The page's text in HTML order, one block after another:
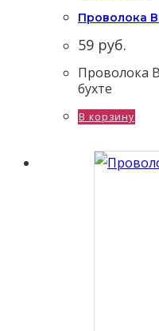
Проволока
59 руб.
Проволока
бухте
В корзину